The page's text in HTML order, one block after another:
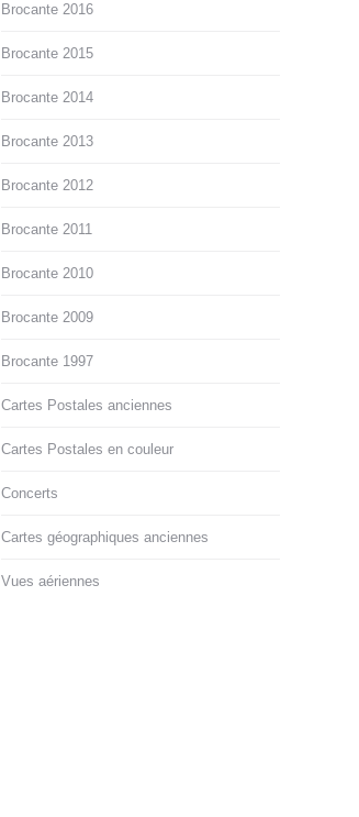
Brocante 2016
Brocante 2015
Brocante 2014
Brocante 2013
Brocante 2012
Brocante 2011
Brocante 2010
Brocante 2009
Brocante 1997
Cartes Postales anciennes
Cartes Postales en couleur
Concerts
Cartes géographiques anciennes
Vues aériennes